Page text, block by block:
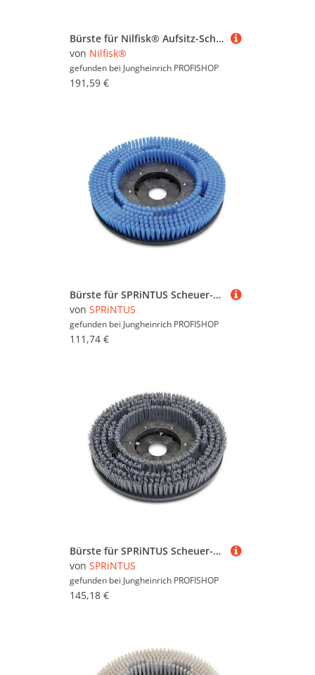
Bürste für Nilfisk® Aufsitz-Scheuer-Saugmaschine SCRUBTEC R 686
von Nilfisk®
gefunden bei Jungheinrich PROFISHOP
191,59 €
Bürste für SPRiNTUS Scheuer-Saugmaschine TORTUGA, weich, 15ʺ
von SPRiNTUS
gefunden bei Jungheinrich PROFISHOP
111,74 €
Bürste für SPRiNTUS Scheuer-Saugmaschine TORTUGA, abrasiv, 15ʺ
von SPRiNTUS
gefunden bei Jungheinrich PROFISHOP
145,18 €